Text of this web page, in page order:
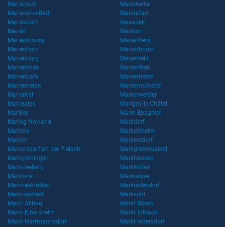
Mariahout
Mariakerke
Mariakerke-Bad
Mariapfarr
Mariasdorf
Mariazell
Maribo
Maribor
Mariembourg
Marienberg
Marienborn
Marienbrunn
Marienburg
Marienfeld
Marienfelde
Marienfließ
Marienhafe
Marienheem
Marienheide
Marienmünster
Mariental
Marienwerder
Marieulles
Marigny-le-Châtel
Marilles
Marin-Epagnier
Maring-Noviand
Markdorf
Markelo
Markelsheim
Marken
Markersdorf
Markersdorf an der Pielach
Markgrafneusiedl
Markgröningen
Markhausen
Markkleeberg
Marklkofen
Marklohe
Marknesse
Markneukirchen
Markoldendorf
Markranstädt
Marksuhl
Markt Allhau
Markt Bibart
Markt Einersheim
Markt Erlbach
Markt Hartmannsdorf
Markt Indersdorf